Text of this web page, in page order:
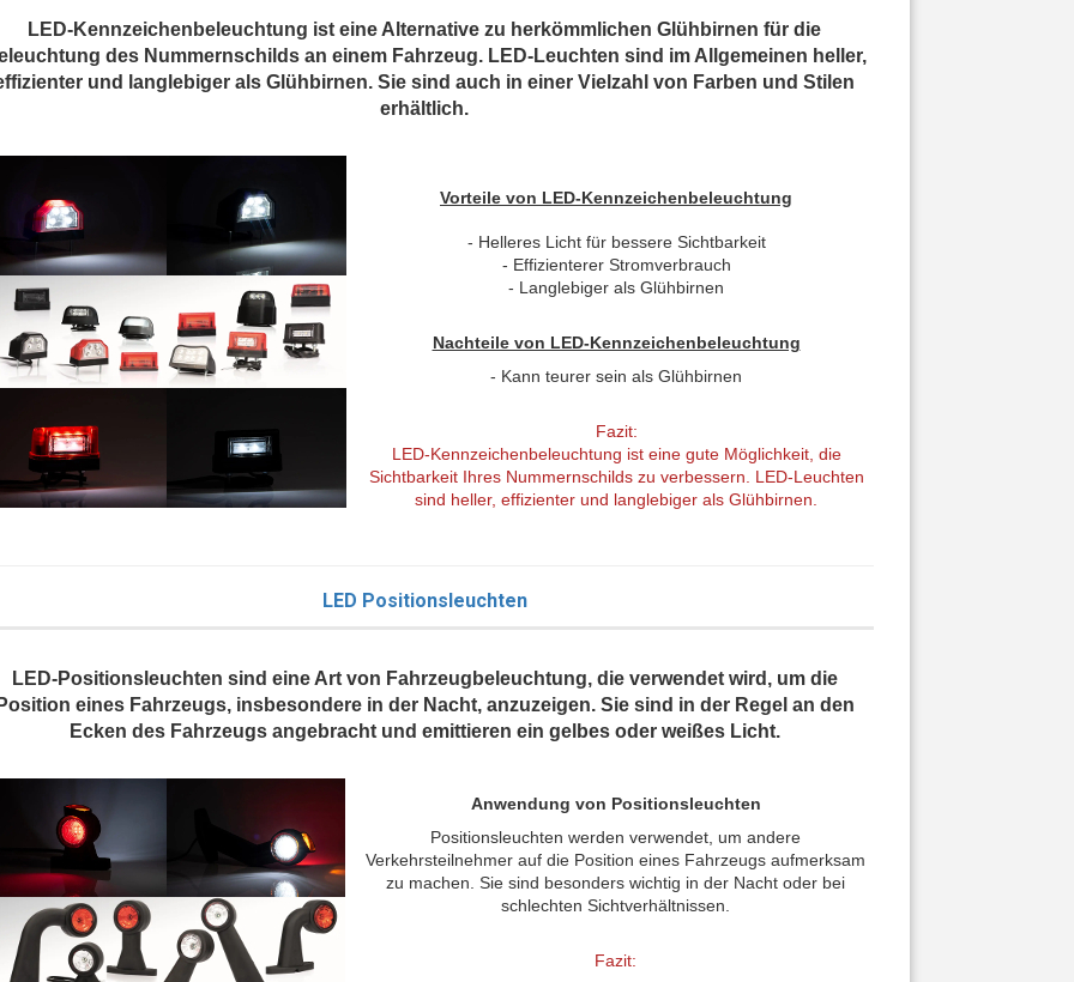
LED-Kennzeichenbeleuchtung ist eine Alternative zu herkömmlichen Glühbirnen für die
des Nummernschilds an einem Fahrzeug. LED-Leuchten sind im Allgemeinen heller,
und langlebiger als Glühbirnen. Sie sind auch in einer Vielzahl von Farben und Stilen
erhältlich.
Vorteile von LED-Kennzeichenbeleuchtung
- Helleres Licht für bessere Sichtbarkeit
- Effizienterer Stromverbrauch
- Langlebiger als Glühbirnen
Nachteile von LED-Kennzeichenbeleuchtung
- Kann teurer sein als Glühbirnen
Fazit:
LED-Kennzeichenbeleuchtung ist eine gute Möglichkeit, die
Sichtbarkeit Ihres Nummernschilds zu verbessern. LED-Leuchten
sind heller, effizienter und langlebiger als Glühbirnen.
LED Positionsleuchten
LED-Positionsleuchten sind eine Art von Fahrzeugbeleuchtung, die verwendet wird, um die
eines Fahrzeugs, insbesondere in der Nacht, anzuzeigen. Sie sind in der Regel an den
Ecken des Fahrzeugs angebracht und emittieren ein gelbes oder weißes Licht.
Anwendung von Positionsleuchten
Positionsleuchten werden verwendet, um andere
Verkehrsteilnehmer auf die Position eines Fahrzeugs aufmerksam
zu machen. Sie sind besonders wichtig in der Nacht oder bei
schlechten Sichtverhältnissen.
Fazit: